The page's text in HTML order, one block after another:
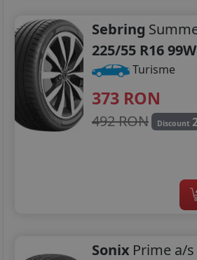
Sebring
225/55 R16 99W
Turisme
373 RON
492 RON Discount
Sonix Prime a/s